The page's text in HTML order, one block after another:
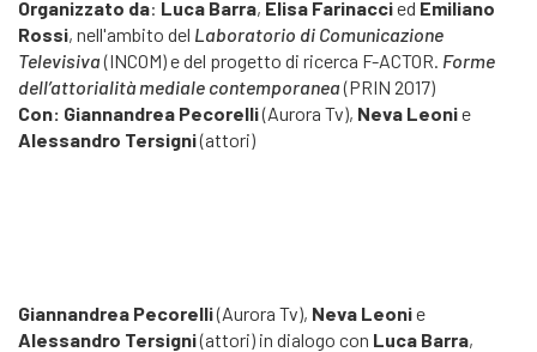
Organizzato da: Luca Barra, Elisa Farinaccied Emiliano
Rossi, nell'ambito del Laboratorio di Comunicazione
Televisiva(INCOM) e del progetto di ricerca F-ACTOR. Forme
dell’attorialità mediale contemporanea(PRIN 2017)
Con: Giannandrea Pecorelli(Aurora Tv), Neva Leonie
Alessandro Tersigni(attori)
Giannandrea Pecorelli(Aurora Tv), Neva Leonie
Alessandro Tersigni(attori) in dialogo con Luca Barra,